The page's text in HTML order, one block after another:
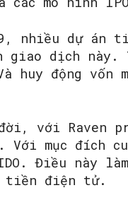
nhiều dự
giao dịch này.
huy động vốn
với Raven
Với mục đích
Điều này
tiền điện tử.